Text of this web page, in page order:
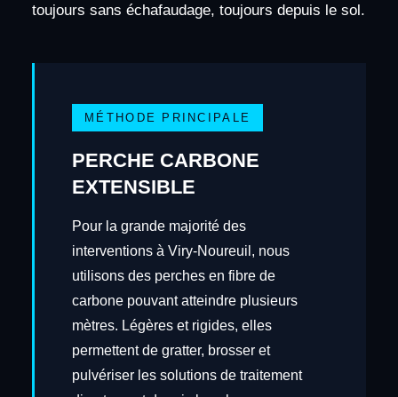
toujours sans échafaudage, toujours depuis le sol.
MÉTHODE PRINCIPALE
PERCHE CARBONE
EXTENSIBLE
Pour la grande majorité des
interventions à Viry-Noureuil, nous
utilisons des perches en fibre de
carbone pouvant atteindre plusieurs
mètres. Légères et rigides, elles
permettent de gratter, brosser et
pulvériser les solutions de traitement